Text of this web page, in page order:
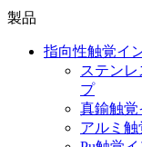
製品
指向性触覚イ
ステン
プ
真鍮触
アルミ